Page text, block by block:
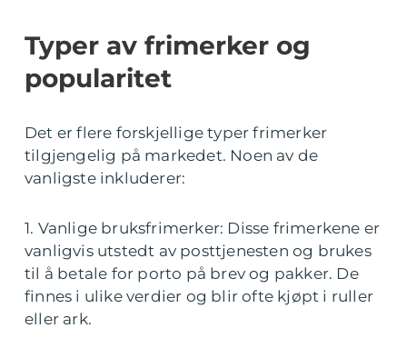
Typer av frimerker og
popularitet
Det er flere forskjellige typer frimerker
tilgjengelig på markedet. Noen av de
vanligste inkluderer:
1. Vanlige bruksfrimerker: Disse frimerkene er
vanligvis utstedt av posttjenesten og brukes
til å betale for porto på brev og pakker. De
finnes i ulike verdier og blir ofte kjøpt i ruller
eller ark.